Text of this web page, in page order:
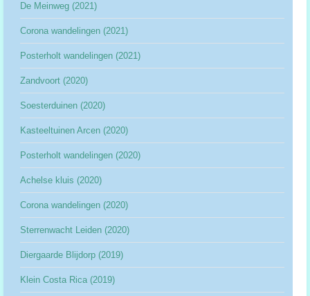
De Meinweg (2021)
Corona wandelingen (2021)
Posterholt wandelingen (2021)
Zandvoort (2020)
Soesterduinen (2020)
Kasteeltuinen Arcen (2020)
Posterholt wandelingen (2020)
Achelse kluis (2020)
Corona wandelingen (2020)
Sterrenwacht Leiden (2020)
Diergaarde Blijdorp (2019)
Klein Costa Rica (2019)